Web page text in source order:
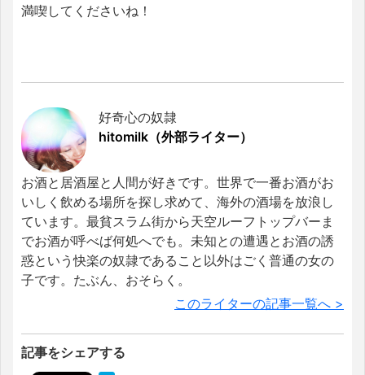
満喫してくださいね！
好奇心の奴隷
hitomilk（外部ライター）
お酒と居酒屋と人間が好きです。世界で一番お酒がお
いしく飲める場所を探し求めて、海外の酒場を放浪し
ています。最貧スラム街から天空ルーフトップバーま
でお酒が呼べば何処へでも。未知との遭遇とお酒の誘
惑という快楽の奴隷であること以外はごく普通の女の
子です。たぶん、おそらく。
このライターの記事一覧へ >
記事をシェアする